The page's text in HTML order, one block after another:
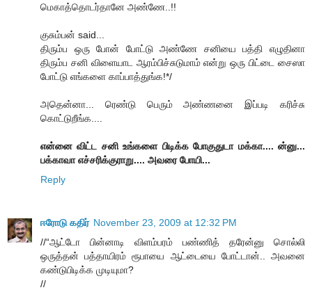
மெகாத்தொடர்தானே அண்ணே..!!
குசும்பன் said...
திரும்ப ஒரு போன் போட்டு அண்ணே சனியை பத்தி எழுதினா
திரும்ப சனி விளையாட ஆரம்பிச்சுடுமாம் என்று ஒரு பிட்டை சைஸா
போட்டு எங்களை காப்பாத்துங்க!*/
அதென்னா... ரெண்டு பெரும் அண்ணனை இப்படி கரிச்சு
கொட்டுறீங்க....
என்னை விட்ட சனி உங்களை பிடிக்க போகுதுடா மக்கா.... ன்னு...
பக்காவா எச்சரிக்குராறு.... அவரை போயி...
Reply
ஈரோடு கதிர் November 23, 2009 at 12:32 PM
//“ஆட்டோ பின்னாடி விளம்பரம் பண்ணித் தரேன்னு சொல்லி
ஒருத்தன் பத்தாயிரம் ரூபாயை ஆட்டையை போட்டான்.. அவனை
கண்டுபிடிக்க முடியுமா?
//